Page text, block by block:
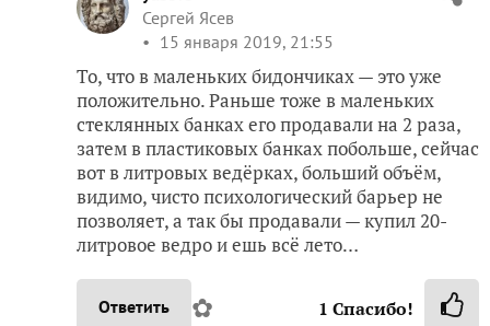
Сергей Ясев
15 января 2019, 21:55
То, что в маленьких бидончиках — это уже
положительно. Раньше тоже в маленьких
стеклянных банках его продавали на 2 раза,
затем в пластиковых банках побольше, сейчас
вот в литровых ведёрках, больший объём,
видимо, чисто психологический барьер не
позволяет, а так бы продавали — купил 20-
литровое ведро и ешь всё лето…
Ответить ✿ 1 Спасибо!